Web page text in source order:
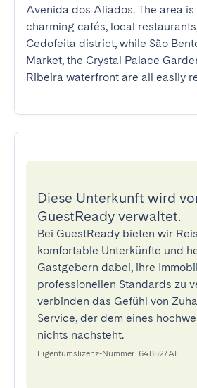
Avenida dos Aliados. The area
charming cafés, local
Cedofeita district, while São
Market, the Crystal Palace
Ribeira waterfront are all easily
Diese Unterkunft wird
GuestReady verwaltet.
Bei GuestReady bieten wir
komfortable Unterkünfte und
Gastgebern dabei, ihre
professionellen Standards zu
verbinden das Gefühl von
Service, der dem eines
nichts nachsteht.
Eigentumslizenz-Nummer: 64852/AL